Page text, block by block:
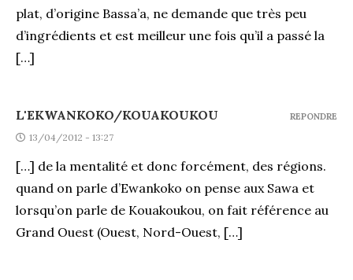
plat, d’origine Bassa’a, ne demande que très peu
d’ingrédients et est meilleur une fois qu’il a passé la
[…]
L'EKWANKOKO/KOUAKOUKOU
13/04/2012 - 13:27
[…] de la mentalité et donc forcément, des régions.
quand on parle d’Ewankoko on pense aux Sawa et
lorsqu’on parle de Kouakoukou, on fait référence au
Grand Ouest (Ouest, Nord-Ouest, […]
REPONDRE